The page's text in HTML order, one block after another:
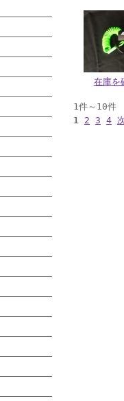
在庫を
1件～10件
1 2 3 4